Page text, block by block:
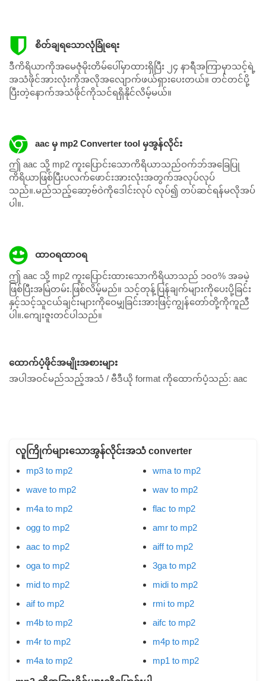
စိတ်ချရသောလုံခြုံရေး
ဒီကိရိယာကိုအမေဇုံမိုးတိမ်ပေါ်မှာထားရှိပြီး ၂၄ နာရီအကြာမှာသင့်ရဲ့
အသံဖိုင်အားလုံးကိုအလိုအလျောက်ဖယ်ရှားပေးတယ်။ တင်တင်ပို့
ပြီးတဲ့နောက်အသံဖိုင်ကိုသင်ရရှိနိုင်လိမ့်မယ်။
aac မှ mp2 Converter tool မှအွန်လိုင်း
ဤ aac သို့ mp2 ကူးပြောင်းသောကိရိယာသည်ဝက်ဘ်အခြေပြု
ကိရိယာဖြစ်ပြီးပလက်ဖောင်းအားလုံးအတွက်အလုပ်လုပ်
သည်။.မည်သည့်ဆော့ဗ်ဝဲကိုဒေါင်းလုပ် လုပ်၍ တပ်ဆင်ရန်မလိုအပ်
ပါ။.
ထာဝရထာဝရ
ဤ aac သို့ mp2 ကူးပြောင်းထားသောကိရိယာသည် ၁၀၀% အခမဲ့
ဖြစ်ပြီးအမြဲတမ်း.ဖြစ်လိမ့်မည်။ သင့်တုန့်ပြန်ချက်များကိုပေးပို့ခြင်း
နှင့်သင့်သူငယ်ချင်းများကိုဝေမျှခြင်းအားဖြင့်ကျွန်တော်တို့ကိုကူညီ
ပါ။.ကျေးဇူးတင်ပါသည်။
ထောက်ပံ့ဖိုင်အမျိုးအစားများ
အပါအဝင်မည်သည့်အသံ / ဗီဒီယို format ကိုထောက်ပံ့သည်: aac
လူကြိုက်များသောအွန်လိုင်းအသံ converter
mp3 to mp2
wave to mp2
m4a to mp2
ogg to mp2
aac to mp2
oga to mp2
mid to mp2
aif to mp2
m4b to mp2
m4r to mp2
m4a to mp2
wma to mp2
wav to mp2
flac to mp2
amr to mp2
aiff to mp2
3ga to mp2
midi to mp2
rmi to mp2
aifc to mp2
m4p to mp2
mp1 to mp2